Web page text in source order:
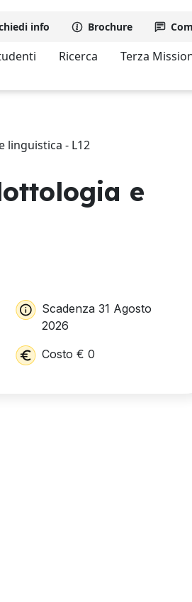
info Brochure
Ricerca
Terza
linguistica - L12
e
Scadenza 31 Agosto
2026
Costo € 0